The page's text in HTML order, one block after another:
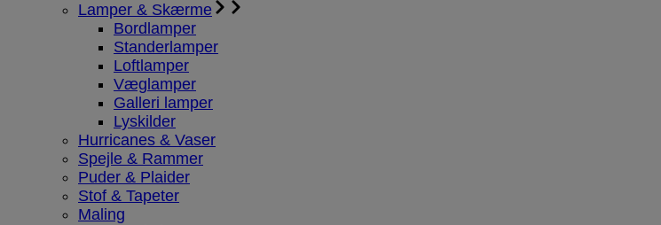
Lamper & Skærme
Bordlamper
Standerlamper
Loftlamper
Væglamper
Galleri lamper
Lyskilder
Hurricanes & Vaser
Spejle & Rammer
Puder & Plaider
Stof & Tapeter
Maling